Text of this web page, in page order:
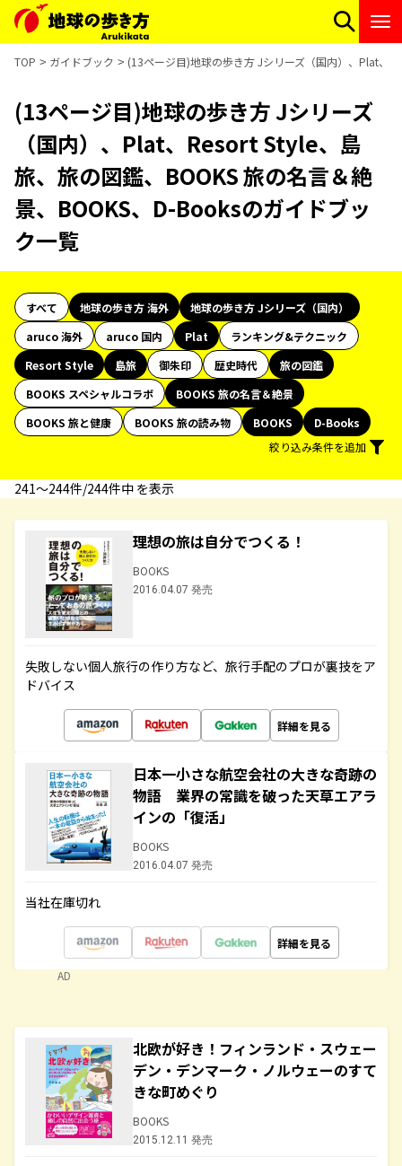
TOP ガイドブック (13ページ目)地球の歩き方 Jシリーズ（国内）、Plat、
(13ページ目)地球の歩き方 Jシリーズ
（国内）、Plat、Resort Style、島
旅、旅の図鑑、BOOKS 旅の名言＆絶
景、BOOKS、D-Booksのガイドブッ
ク一覧
すべて 地球の歩き方 海外
地球の歩き方 Jシリーズ（国内）
aruco 海外
aruco 国内 Plat
ランキング&テクニック
Resort Style
島旅 御朱印 歴史時代
旅の図鑑
BOOKS スペシャルコラボ
BOOKS 旅の名言＆絶景
BOOKS 旅と健康
BOOKS 旅の読み物 BOOKS
D-Books
絞り込み条件を追加
241〜244件/244件中 を表示
理想の旅は自分でつくる！
BOOKS
2016.04.07 発売
失敗しない個人旅行の作り方など、旅行手配のプロが裏技をア
ドバイス
詳細を見る
日本一小さな航空会社の大きな奇跡の
物語 業界の常識を破った天草エアラ
インの「復活」
BOOKS
2016.04.07 発売
当社在庫切れ
詳細を見る
AD
北欧が好き！フィンランド・スウェー
デン・デンマーク・ノルウェーのすて
きな町めぐり
BOOKS
2015.12.11 発売